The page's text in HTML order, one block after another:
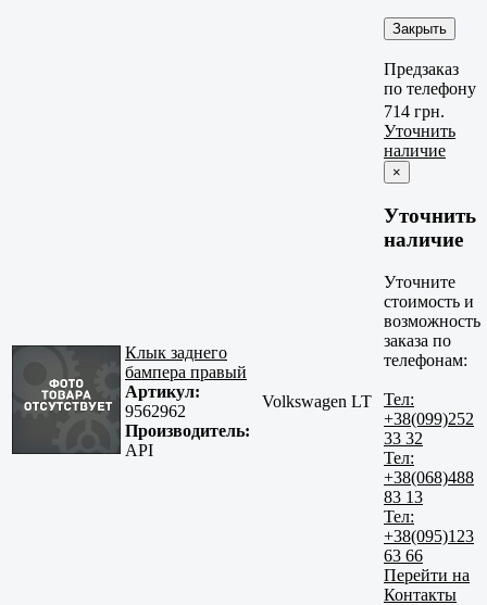
Закрыть
Предзаказ
по телефону
Клык заднего
бампера правый
Артикул:
9562962
Производитель:
API
Volkswagen LT
714 грн.
Уточнить
наличие
×
Уточнить
наличие
Уточните
стоимость и
возможность
заказа по
телефонам:
Тел:
+38(099)252
33 32
Тел:
+38(068)488
83 13
Тел:
+38(095)123
63 66
Перейти на
Контакты